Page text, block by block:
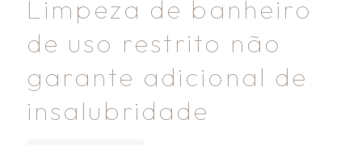
Limpeza de banheiro
de uso restrito não
garante adicional de
insalubridade